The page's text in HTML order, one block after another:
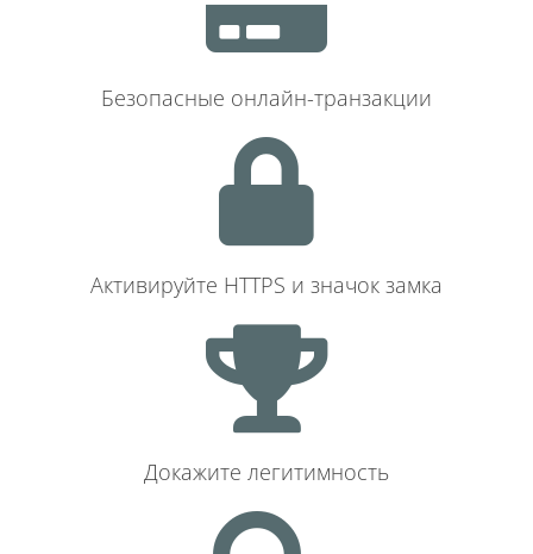
Безопасные онлайн-транзакции
Активируйте HTTPS и значок замка
Докажите легитимность